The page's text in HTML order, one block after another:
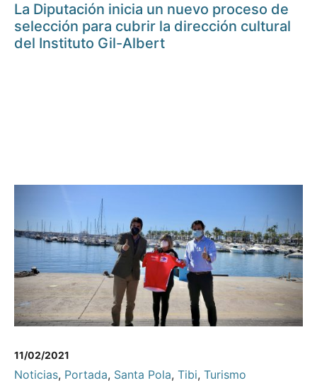
La Diputación inicia un nuevo proceso de
selección para cubrir la dirección cultural
del Instituto Gil-Albert
11/02/2021
Noticias, Portada, Santa Pola, Tibi, Turismo